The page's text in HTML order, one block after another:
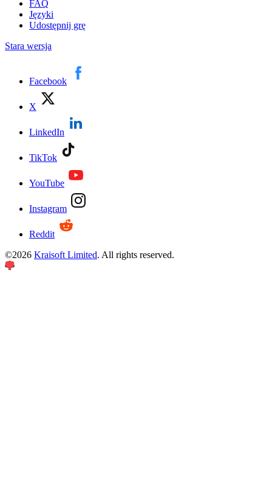
FAQ
Języki
Udostępnij grę
Stara wersja
Facebook
X
LinkedIn
TikTok
YouTube
Instagram
Reddit
©2026 Kraisoft Limited. All rights reserved.